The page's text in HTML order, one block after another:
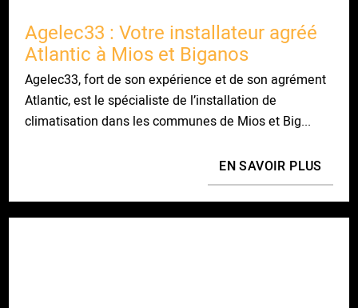
Agelec33 : Votre installateur agréé
Atlantic à Mios et Biganos
Agelec33, fort de son expérience et de son agrément
Atlantic, est le spécialiste de l’installation de
climatisation dans les communes de Mios et Big...
EN SAVOIR PLUS